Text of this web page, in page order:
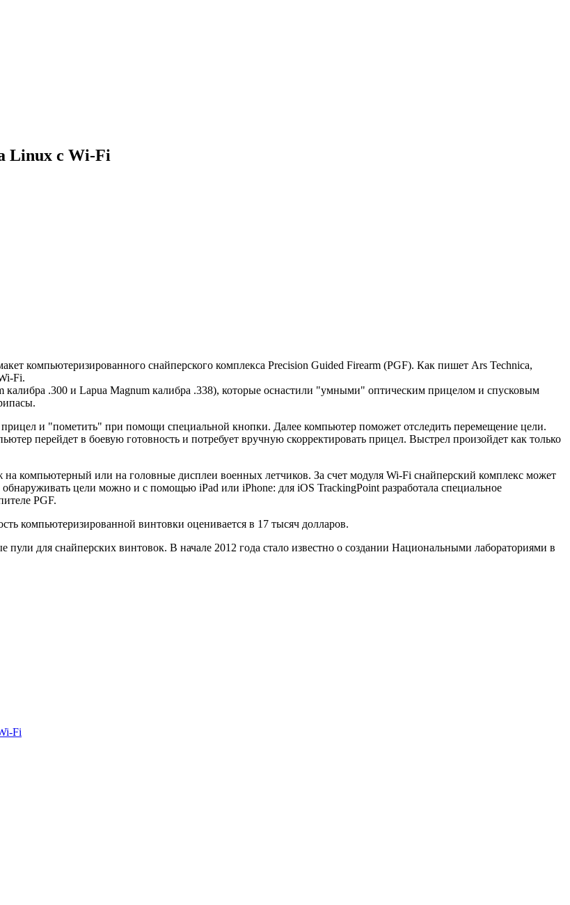
Linux с Wi-Fi
компьютеризированного снайперского комплекса Precision Guided Firearm (PGF). Как пишет Ars Technica,
Fi.
калибра .300 и Lapua Magnum калибра .338), которые оснастили "умными" оптическим прицелом и спусковым
прицел и "пометить" при помощи специальной кнопки. Далее компьютер поможет отследить перемещение цели.
перейдет в боевую готовность и потребует вручную скорректировать прицел. Выстрел произойдет как только
компьютерный или на головные дисплеи военных летчиков. За счет модуля Wi-Fi снайперский комплекс может
цели можно и с помощью iPad или iPhone: для iOS TrackingPoint разработала специальное
PGF.
компьютеризированной винтовки оценивается в 17 тысяч долларов.
для снайперских винтовок. В начале 2012 года стало известно о создании Национальными лабораториями в
Fi